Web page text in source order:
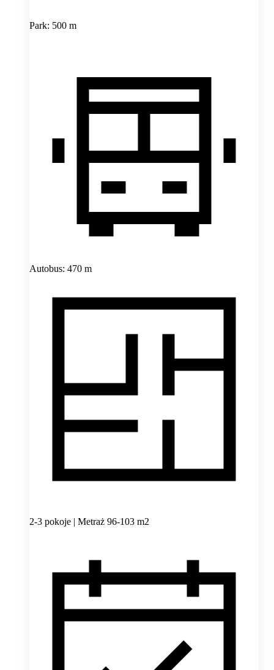
Park: 500 m
Autobus: 470 m
2-3 pokoje | Metraż 96-103 m2